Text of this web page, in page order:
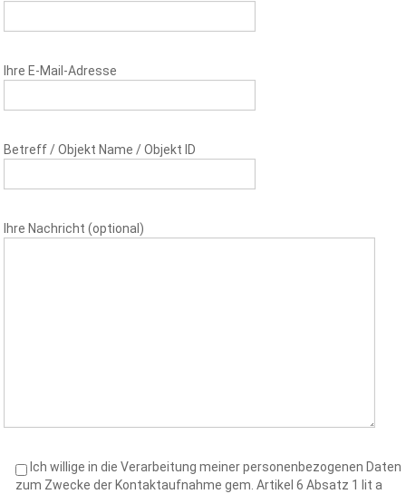
Ihre E-Mail-Adresse
Betreff / Objekt Name / Objekt ID
Ihre Nachricht (optional)
Ich willige in die Verarbeitung meiner personenbezogenen Daten
zum Zwecke der Kontaktaufnahme gem. Artikel 6 Absatz 1 lit a